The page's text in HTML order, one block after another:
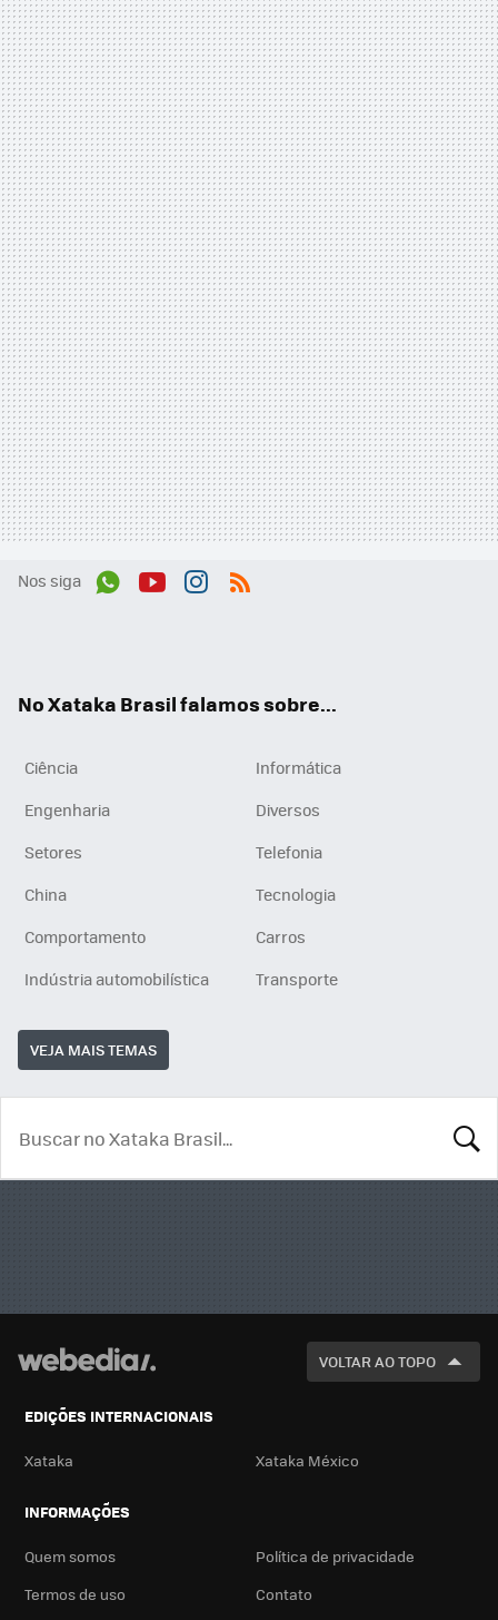
Nos siga
No Xataka Brasil falamos sobre...
Ciência
Informática
Engenharia
Diversos
Setores
Telefonia
China
Tecnologia
Comportamento
Carros
Indústria automobilística
Transporte
VEJA MAIS TEMAS
VOLTAR AO TOPO
EDIÇÕES INTERNACIONAIS
Xataka Xataka México
INFORMAÇÕES
Quem somos
Política de privacidade
Termos de uso
Contato